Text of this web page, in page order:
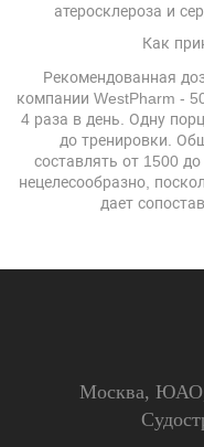
атеросклероза и
Как
Рекомендованная
компании WestPharm -
4 раза в день. Одну
до тренировки.
составлять от 1500
нецелесообразно,
дает
Москва, ЮАО,